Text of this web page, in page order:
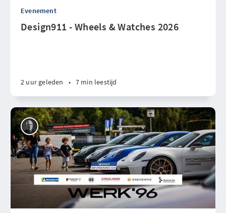
Evenement
Design911 - Wheels & Watches 2026
2 uur geleden • 7 min leestijd